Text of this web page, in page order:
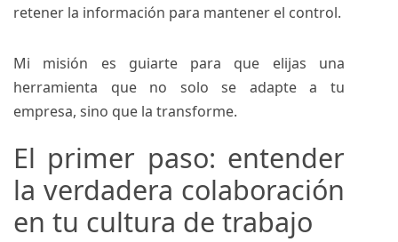
retener la información para mantener el control.
Mi misión es guiarte para que elijas una
herramienta que no solo se adapte a tu
empresa, sino que la transforme.
El primer paso: entender
la verdadera colaboración
en tu cultura de trabajo